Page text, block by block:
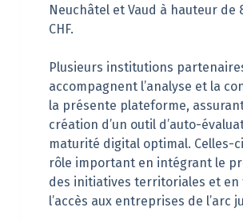
Neuchâtel et Vaud à hauteur de
CHF.
Plusieurs institutions
accompagnent l’analyse et la
la présente plateforme,
création d’un outil d’auto-
maturité digital optimal. Celles-
rôle important en intégrant le
des initiatives territoriales et
l’accès aux entreprises de l’arc